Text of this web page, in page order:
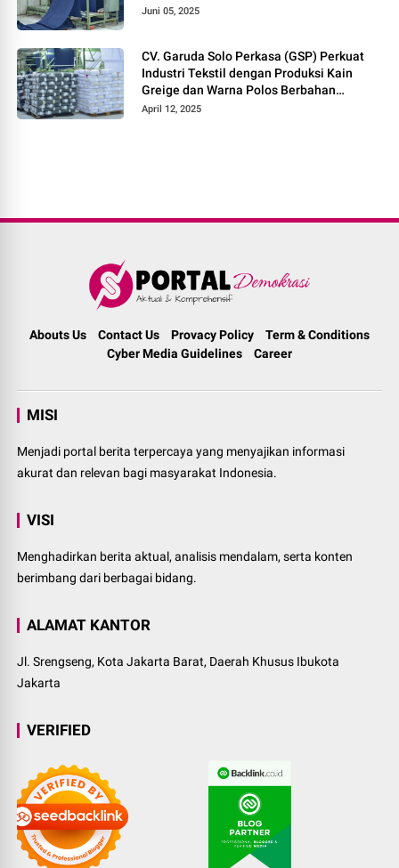
Juni 05, 2025
CV. Garuda Solo Perkasa (GSP) Perkuat
Industri Tekstil dengan Produksi Kain
Greige dan Warna Polos Berbahan
Tetoron Rayon
April 12, 2025
Abouts Us Contact Us Provacy Policy
Term & Conditions
Cyber Media Guidelines
Career
MISI
Menjadi portal berita terpercaya yang menyajikan informasi
akurat dan relevan bagi masyarakat Indonesia.
VISI
Menghadirkan berita aktual, analisis mendalam, serta konten
berimbang dari berbagai bidang.
ALAMAT KANTOR
Jl. Srengseng, Kota Jakarta Barat, Daerah Khusus Ibukota
Jakarta
VERIFIED